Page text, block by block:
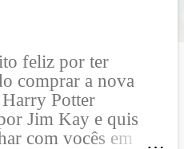
feliz por ter
comprar a nova
Potter
Jim Kay e quis
com vocês em